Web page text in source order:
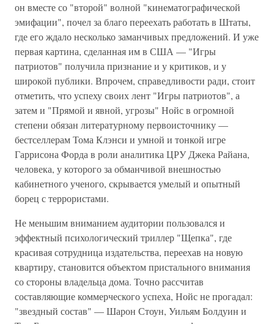
он вместе со "второй" волной "кинематографической
эмифации", почел за благо переехать работать в Штаты,
где его ждало несколько заманчивых предложений. И уже
первая картина, сделанная им в США — "Игры
патриотов" получила признание и у критиков, и у
широкой публики. Впрочем, справедливости ради, стоит
отметить, что успеху своих лент "Игры патриотов", а
затем и "Прямой и явной, угрозы" Нойс в огромной
степени обязан литературному первоисточнику —
бестселлерам Тома Клэнси и умной и тонкой игре
Гаррисона Форда в роли аналитика ЦРУ Джека Райана,
человека, у которого за обманчивой внешностью
кабинетного ученого, скрывается умелый и опытный
борец с террористами.
Не меньшим вниманием аудитории пользовался и
эффектный психологический триллер "Щепка", где
красивая сотрудница издательства, переехав на новую
квартиру, становится объектом пристального внимания
со стороны владельца дома. Точно рассчитав
составляющие коммерческого успеха, Нойс не прогадал:
"звездный состав" — Шарон Стоун, Уильям Болдуин и